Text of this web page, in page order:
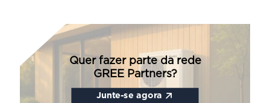
Junte-se agora
Quer fazer parte da rede
GREE Partners?